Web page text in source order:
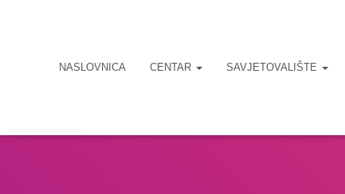
NASLOVNICA CENTAR SAVJETOVALIŠTE